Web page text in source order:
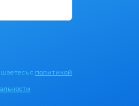
с политикой